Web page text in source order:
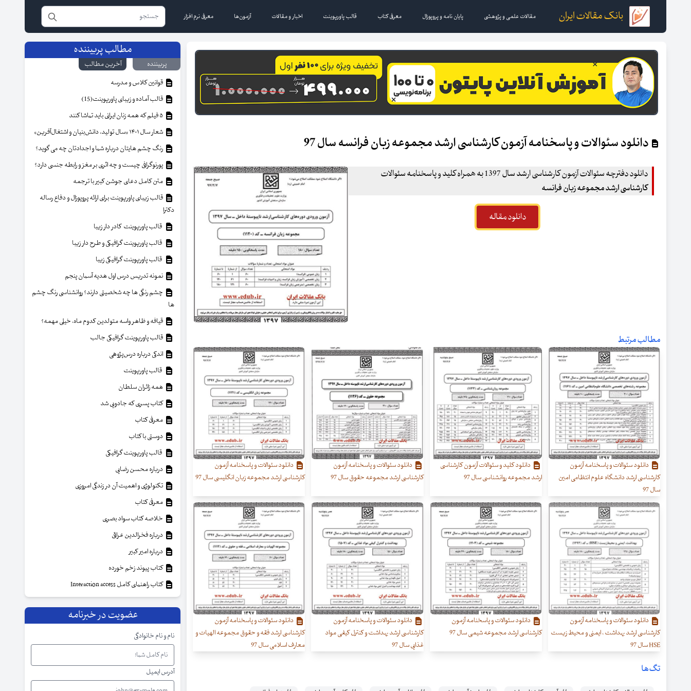
بانک مقالات ایران مقالات علمی و پژوهشی پایان نامه و پروپوزال معرفی کتاب قالب پاورپوینت اخبار و مقالات آزمون‌ها معرفی نرم افزار
دانلود سئوالات و پاسخنامه آزمون کارشناسی ارشد مجموعه زبان فرانسه سال 97
دانلود دفترچه سئوالات آزمون کارشناسی ارشد سال 1397 به همراه کلید و پاسخنامه سئوالات
کارشناسی ارشد مجموعه زبان فرانسه
دانلود مقاله
مطالب مرتبط
دانلود سئوالات و پاسخنامه آزمون
کارشناسی ارشد دانشگاه علوم انتظامی امین
سال 97
دانلود کلید و سئوالات آزمون کارشناسی
ارشد مجموعه روانشناسی سال 97
دانلود سئوالات و پاسخنامه آزمون
کارشناسی ارشد مجموعه حقوق سال 97
دانلود سئوالات و پاسخنامه آزمون
کارشناسی ارشد مجموعه زبان انگلیسی سال 97
دانلود سئوالات و پاسخنامه آزمون
کارشناسی ارشد بهداشت ، ایمنی و محیط زیست
HSE سال 97
دانلود سئوالات و پاسخنامه آزمون
کارشناسی ارشد مجموعه شیمی سال 97
دانلود سئوالات و پاسخنامه آزمون
کارشناسی ارشد بهداشت و کنترل کیفی مواد
غذایی سال 97
دانلود سئوالات و پاسخنامه آزمون
کارشناسی ارشد فقه و حقوق مجموعه الهیات و
معارف اسلامی سال 97
تگ‌ها
مطالب پربیننده
پربیننده
آخرین مطالب
قوانین کلاس و مدرسه
قالب آماده و زیبای پاورپوینت(15)
شعار سال ۱۴۰۱ «سال تولید، دانش‌بنیان و اشتغال‌آفرین»
رنگ چشم هایتان درباره شما و اجدادتان چه می گوید؟
پورنوگرافی چیست و چه اثری بر مغز و رابطه جنسی دارد؟
متن کامل دعای جوشن کبیر با ترجمه
قالب زیبای پاورپوینت برای ارائه پروپوزال و دفاع رساله
دکترا
قالب پاورپوینت کادر دار زیبا
قالب پاورپوینت گرافیکی و طرح دار زیبا
قالب پاورپوینت گرافیکی زیبا
نمونه تدریس درس اول هدیه آسمان پنجم
چشم رنگی ها چه شخصیتی دارند؟ روانشناسی رنگ چشم
ها
قیافه و ظاهر واسه متولدین کدوم ماه، خیلی مهمه؟
قالب پاورپوینت گرافیکی جالب
اندکی درباره درس‌پژوهی
قالب پاورپوینت
همه زائران سلطان
کتاب پسری که جادویی شد
معرفی کتاب
دوستی با کتاب
قالب پاورپوینت گرافیکی
درباره محسن رضایی
تکنولوژی و اهمیت آن در زندگی امروزی
معرفی کتاب
خلاصه کتاب سواد بصری
درباره فخرالدین عراقی
درباره امیر کبیر
کتاب پیوند زخم خورده
کتاب راهنمای کامل Interaction access
عضویت در خبرنامه
نام و نام خانوادگی
آدرس ایمیل